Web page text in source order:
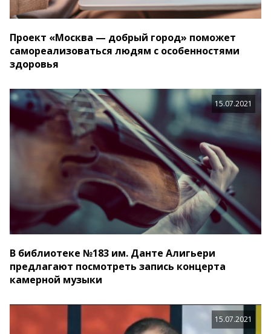
Проект «Москва — добрый город» поможет
самореализоваться людям с особенностями
здоровья
15.07.2021
В библиотеке №183 им. Данте Алигьери
предлагают посмотреть запись концерта
камерной музыки
15.07.2021